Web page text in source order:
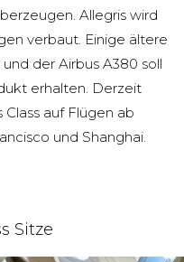
Allegris wird
verbaut. Einige ältere
der Airbus A380 soll
erhalten. Derzeit
auf Flügen ab
und Shanghai.
Sitze